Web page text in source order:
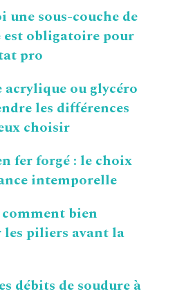
une sous-couche de
obligatoire pour
pro
ou glycéro
les différences
choisir
fer forgé : le choix
intemporelle
bien
les piliers avant la
débits de soudure à